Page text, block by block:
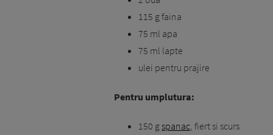
115 g faina
75 ml apa
75 ml lapte
ulei pentru prajire
Pentru umplutura:
150 gspanac, fiert si scurs